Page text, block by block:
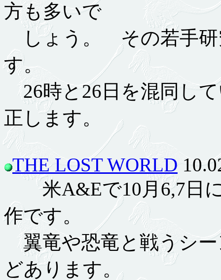
方も多いで
しょう。 その若手研
す。
26時と26日を混同し
正します。
THE LOST WORLD
米A&Eで10月6,7日に
作です。
翼竜や恐竜と戦うシ
どあります。